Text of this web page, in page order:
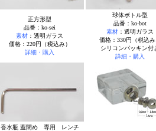
正方形型
品番：ko-sei
素材 ：透明ガラス
価格：220円（税込み）
詳細・購入
球体ボトル型
品番：ko-bot
素材 ：透明ガラス
価格：330円（税込
シリコンパッキン付
詳細・購入
香水瓶 蓋閉め 専用 レンチ